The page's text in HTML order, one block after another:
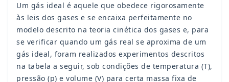
Um gás ideal é aquele que obedece rigorosamente
às leis dos gases e se encaixa perfeitamente no
modelo descrito na teoria cinética dos gases e, para
se verificar quando um gás real se aproxima de um
gás ideal, foram realizados experimentos descritos
na tabela a seguir, sob condições de temperatura (T),
pressão (p) e volume (V) para certa massa fixa de